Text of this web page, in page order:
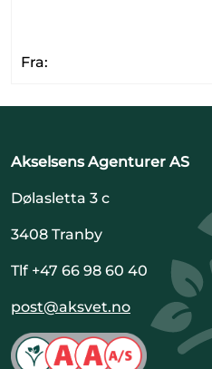
Fra:
Akselsens Agenturer AS
Dølasletta 3 c
3408 Tranby
Tlf +47 66 98 60 40
post@aksvet.no